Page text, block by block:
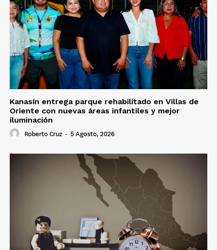
Kanasín entrega parque rehabilitado en Villas de
Oriente con nuevas áreas infantiles y mejor
iluminación
Roberto Cruz - 5 Agosto, 2026